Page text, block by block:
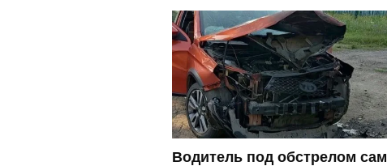
Водитель под обстрелом сам